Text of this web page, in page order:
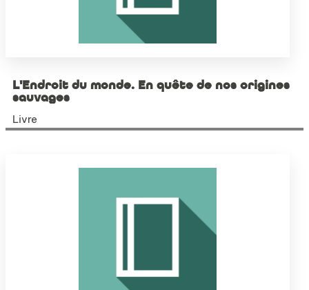
L'Endroit du monde. En quête de nos origines
sauvages
Livre